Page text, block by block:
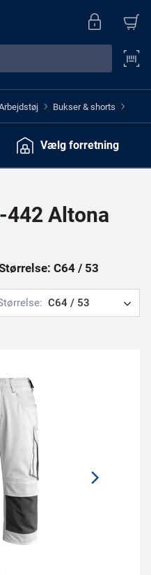
> Bukser & shorts >
Vælg forretning
442 Altona
C64 / 53
C64 / 53